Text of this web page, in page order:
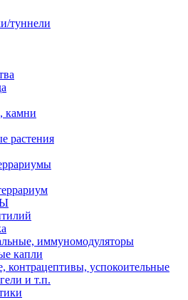
туннели
камни
растения
иммуномодуляторы
капли
контрацептивы, успокоительные
и т.п.